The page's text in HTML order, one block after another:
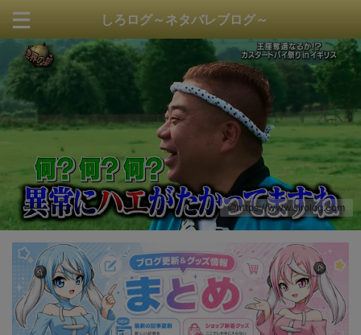
しろログ～ネタバレブログ～
https://www.sirolog.com